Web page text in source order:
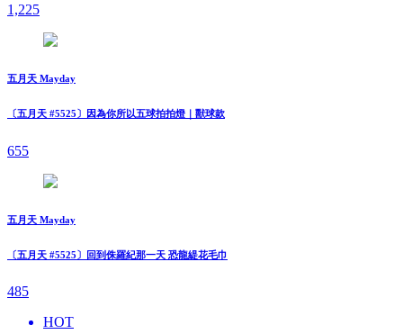
1,225
五月天 Mayday
〔五月天 #5525〕因為你所以五球拍拍燈｜獸球款
655
五月天 Mayday
〔五月天 #5525〕回到侏羅紀那一天 恐龍緹花毛巾
485
HOT